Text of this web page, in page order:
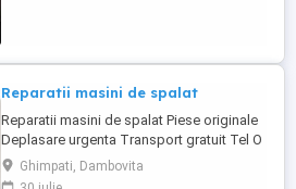
Reparatii masini de spalat
Reparatii masini de spalat Piese originale
Deplasare urgenta Transport gratuit Tel O
737_981_914
Ghimpati, Dambovita